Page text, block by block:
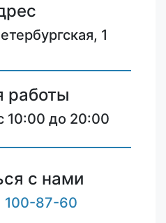
1
работы
10:00 до 20:00
с нами
100-87-60